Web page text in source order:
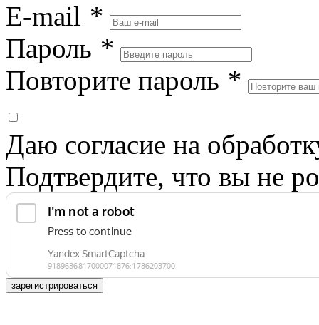
E-mail *
Пароль *
Повторите пароль *
Даю согласие на
Подтвердите, что вы не
зарегистрироваться